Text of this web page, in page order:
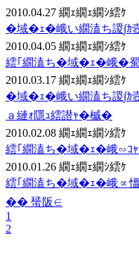
2010.04.27 繝ｪ繝ｪ繝ｼ繧ｹ
�域�ｪ�峨い繝溘ち謖∫ｶ
2010.04.05 繝ｪ繝ｪ繝ｼ繧ｹ
繧｢繝溘ち�域�ｪ�峨�蜀
2010.03.17 繝ｪ繝ｪ繝ｼ繧ｹ
�域�ｪ�峨い繝溘ち謖∫ｶ
ａ縺ｫ隱ｭ繧譛ｬ�槭�
2010.02.08 繝ｪ繝ｪ繝ｼ繧ｹ
繧｢繝溘ち�域�ｪ�峨∽ｺｬ
2010.01.26 繝ｪ繝ｪ繝ｼ繧ｹ
繧｢繝溘ち�域�ｪ�峨∝慍
�� 蜑阪∈
1
2